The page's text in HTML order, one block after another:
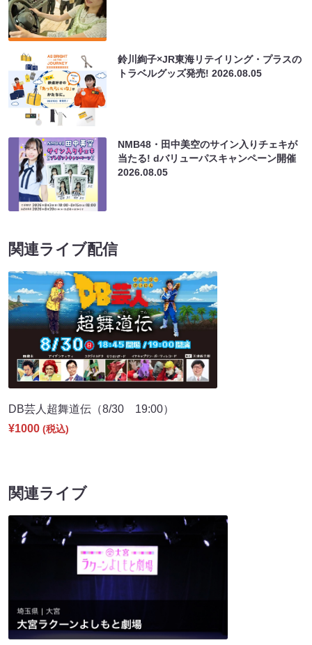
鈴川絢子×JR東海リテイリング・プラスの
トラベルグッズ発売!2026.08.05
NMB48・田中美空のサイン入りチェキが
当たる! dバリューパスキャンペーン開催
2026.08.05
関連ライブ配信
DB芸人超舞道伝（8/30 19:00）
¥1000 (税込)
関連ライブ